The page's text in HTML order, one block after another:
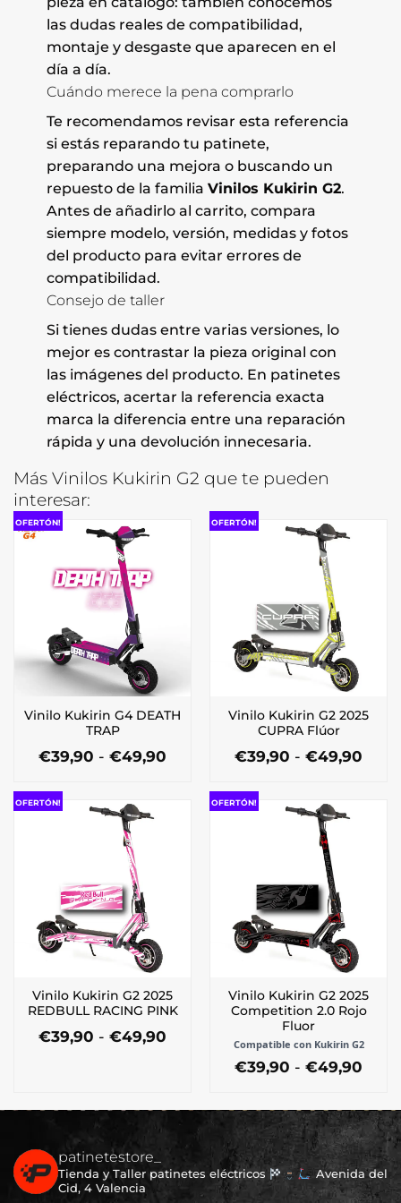
las dudas reales de compatibilidad,
montaje y desgaste que aparecen en el
día a día.
Cuándo merece la pena comprarlo
Te recomendamos revisar esta referencia
si estás reparando tu patinete,
preparando una mejora o buscando un
repuesto de la familia Vinilos Kukirin G2.
Antes de añadirlo al carrito, compara
siempre modelo, versión, medidas y fotos
del producto para evitar errores de
compatibilidad.
Consejo de taller
Si tienes dudas entre varias versiones, lo
mejor es contrastar la pieza original con
las imágenes del producto. En patinetes
eléctricos, acertar la referencia exacta
marca la diferencia entre una reparación
rápida y una devolución innecesaria.
Más Vinilos Kukirin G2 que te pueden
interesar:
OFERTÓN!
Vinilo Kukirin G4 DEATH
TRAP
€39,90 - €49,90
desde
€39,90
tiene
múltiples
variantes.
opciones
se
pueden
elegir
página
de
producto
OFERTÓN!
Vinilo Kukirin G2 2025
CUPRA Flúor
€39,90 - €49,90
tiene
múltiples
variantes.
opciones
se
pueden
elegir
página
de
OFERTÓN!
Vinilo Kukirin G2 2025
REDBULL RACING PINK
€39,90 - €49,90
hasta
€49,90
múltiples
variantes.
Las
opciones
se
OFERTÓN!
Vinilo Kukirin G2 2025
Competition 2.0 Rojo
Fluor
Compatible con Kukirin G2
€39,90 - €49,90
tiene
múltiples
variantes.
Las
opciones
patinetestore_
Tienda y Taller patinetes eléctricos
Avenida del
Cid, 4 Valencia